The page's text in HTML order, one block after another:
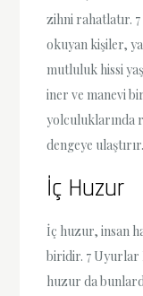
zihni rahatlatır.
okuyan kişiler,
mutluluk hissi
iner ve manevi
yolculuklarında
dengeye ulaştırır.
İç Huzur
İç huzur, insan
biridir. 7 Uyurlar
huzur da